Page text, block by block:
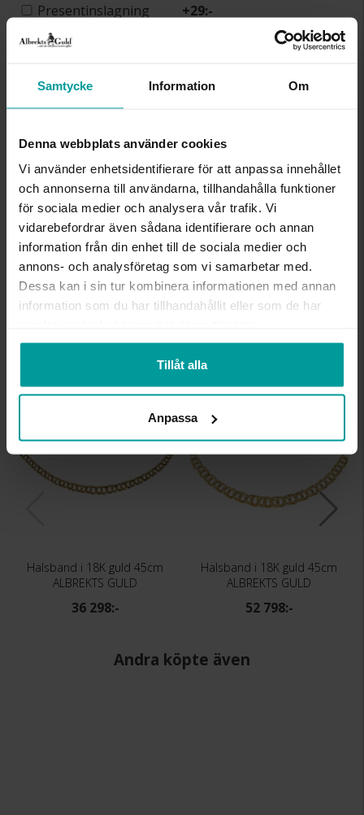
Samtycke Information Om
Denna webbplats använder cookies
Vi använder enhetsidentifierare för att anpassa innehållet
och annonserna till användarna, tillhandahålla funktioner
för sociala medier och analysera vår trafik. Vi
vidarebefordrar även sådana identifierare och annan
information från din enhet till de sociala medier och
annons- och analysföretag som vi samarbetar med.
Dessa kan i sin tur kombinera informationen med annan
information som du har tillhandahållit eller som de har
Tillåt alla
Anpassa
Presentinslagning +29:-
✅ Alltid grymma deals.
LÄGG I VARUKORGEN
INFO
BREDD CA (MM)
4.0-8.0
LÄNGD CA (CM)
42
VARUMÄRKE
Albrekts Guld
MATERIAL
Guld
ÄDELMETALL
18K Gold
KEDJEMODELL
Bismarck
Liknande produkter
Halsband i 18K guld 45cm
ALBREKTS GULD
36 298:-
Halsband i 18K guld 45cm
ALBREKTS GULD
52 798:-
Andra köpte även